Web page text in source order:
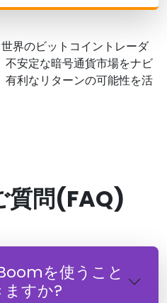
界のビットコイントレーダ
安定な暗号通貨市場をナビ
利なリターンの可能性を活
質問(FAQ)
を使うこと
すか?